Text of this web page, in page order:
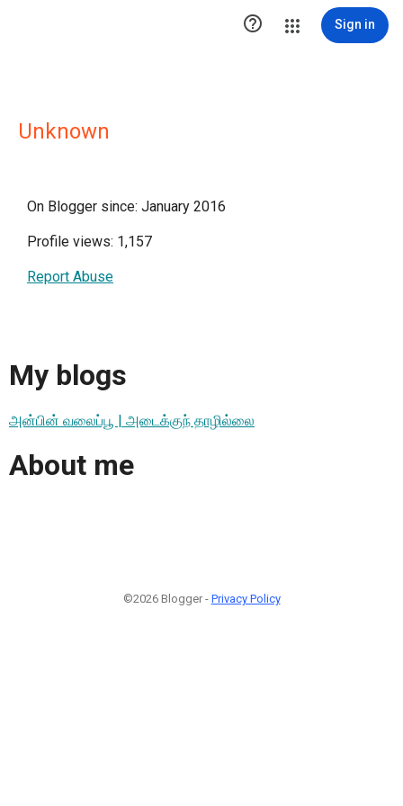
 Sign in
Unknown
On Blogger since: January 2016
Profile views: 1,157
Report Abuse
My blogs
அன்பின் வலைப்பூ | அடைக்குந் தாழில்லை
About me
©2026 Blogger - Privacy Policy